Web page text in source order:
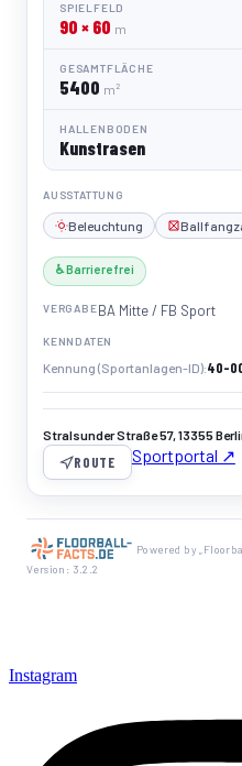
SPIELFELD
90 × 60 m
GESAMTFLÄCHE
5400 m²
HALLENBODEN
Kunstrasen
AUSSTATTUNG
Beleuchtung
♿ Barrierefrei
VERGABEBA Mitte / FB Sport
KENNDATEN
Kennung (Sportanlagen-ID) 40-
Stralsunder Straße 57, 13355
ROUTE Sportportal ↗
Powered by
Version: 3.2.2
Instagram